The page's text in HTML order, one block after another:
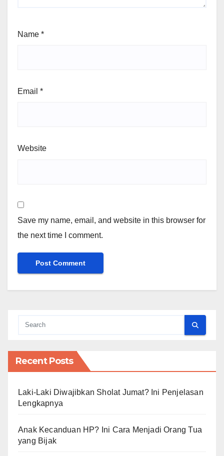
Name *
Email *
Website
Save my name, email, and website in this browser for
the next time I comment.
Recent Posts
Laki-Laki Diwajibkan Sholat Jumat? Ini Penjelasan
Lengkapnya
Anak Kecanduan HP? Ini Cara Menjadi Orang Tua
yang Bijak